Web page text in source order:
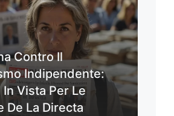
Contro Il
Indipendente:
Vista Per Le
De La Directa